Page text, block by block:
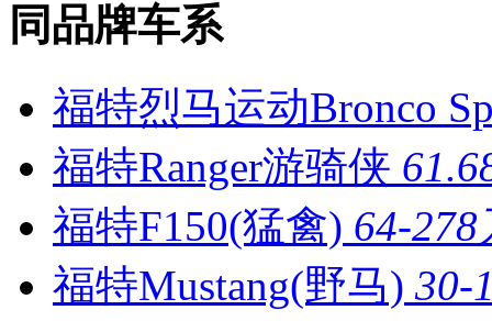
同品牌车系
福特烈马运动Bronco
福特Ranger游骑侠
福特F150(猛禽) 64-278
福特Mustang(野马) 30-